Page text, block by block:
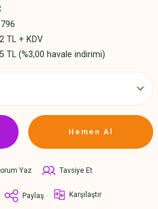
TL + KDV
TL (%3,00 havale indirimi)
Hemen Al
Yaz Tavsiye Et
Paylaş Karşılaştır